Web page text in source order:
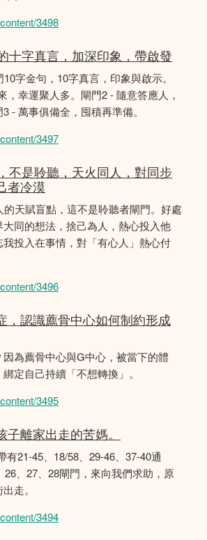
3498
十字真言，加深印象，帶啟發
字金句，10字真言，印象與啟示。
，幸運聚人多。閘門2 - 隨意答應人，
- 萬事俱備全，囤積再準備。
3497
不是聆聽，天火同人，對同步
者冷漠
的天賦盲點，這不是聆聽者閘門。好處
同的想法，捨己為人，熱心投入他
我投入在事情，對「有心人」熱心付
3496
，認識薦骨中心如何制約形成
因為薦骨中心與G中心，被當下的體
定自己持續「不想轉換」。
3495
子離家出走的苦媽。
有21-45、18/58、29-46、37-40通
26、27、28閘門，來向我們求助，原
走。
3494